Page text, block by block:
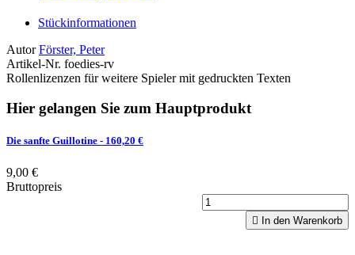
Stückinformationen
Autor Förster, Peter
Artikel-Nr. foedies-rv
Rollenlizenzen für weitere Spieler mit gedruckten Texten
Hier gelangen Sie zum Hauptprodukt
Die sanfte Guillotine - 160,20 €
9,00 €
Bruttopreis
 In den Warenkorb